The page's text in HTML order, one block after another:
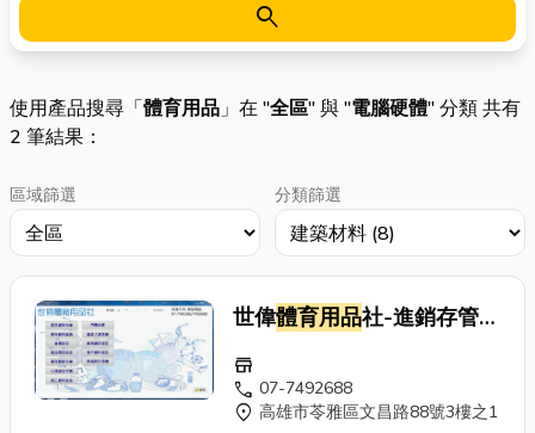
search
使用產品搜尋「體育用品」在 "全區" 與 "電腦硬體" 分類 共有
2 筆結果：
區域篩選 分類篩選
世偉體育用品社-進銷存管理
系統
store
call 07-7492688
location_on 高雄市苓雅區文昌路88號3樓之1